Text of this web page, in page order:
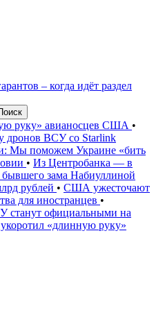
– когда идёт раздел
руку» авианосцев США •
дронов ВСУ со Starlink
Мы поможем Украине «бить
• Из Центробанка — в
бывшего зама Набиуллиной
рублей • США ужесточают
для иностранцев •
станут официальными на
«длинную руку»